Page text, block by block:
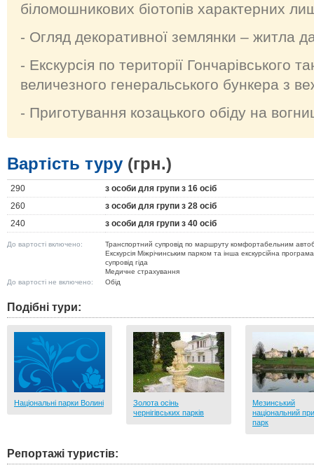
біломошникових біотопів характерних
- Огляд декоративної землянки – житла
- Екскурсія по території Гончарівського
величезного генеральського бункера з
- Приготування козацького обіду на
Вартість туру (грн.)
290
з особи для групи з 16 осіб
260
з особи для групи з 28 осіб
240
з особи для групи з 40 осіб
До вартості включено:
Транспортний супровід по маршруту комфортабельним
Екскурсія Міжрічинським парком та інша екскурсійна програма
супровід гіда
Медичне страхування
До вартості не включено:
Обід
Подібні тури:
Національні парки Волині
Золота осінь
чернігівських парків
Мезинський
національний
парк
Репортажі туристів: